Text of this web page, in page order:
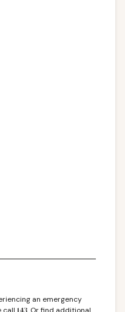
an emergency
call 143 . Or find additional